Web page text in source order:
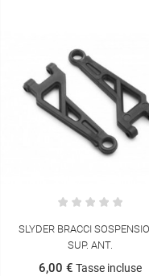
SLYDER BRACCI
SUP. ANT.
6,00 € Tasse incluse